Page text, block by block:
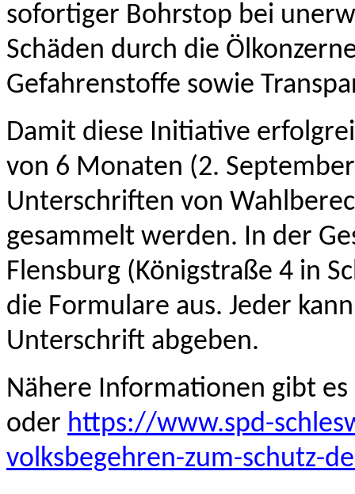
sofortiger Bohrstop bei
Schäden durch die
Gefahrenstoffe sowie
Damit diese Initiative
von 6 Monaten (2.
Unterschriften von
gesammelt werden. In der
Flensburg (Königstraße 4 in
die Formulare aus. Jeder
Unterschrift abgeben.
Nähere Informationen gibt
oder https://www.spd-
volksbegehren-zum-schutz-